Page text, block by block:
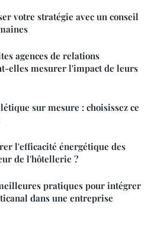
votre stratégie avec un conseil
agences de relations
elles mesurer l'impact de leurs
sur mesure : choisissez ce
l'efficacité énergétique des
de l'hôtellerie ?
pratiques pour intégrer
dans une entreprise